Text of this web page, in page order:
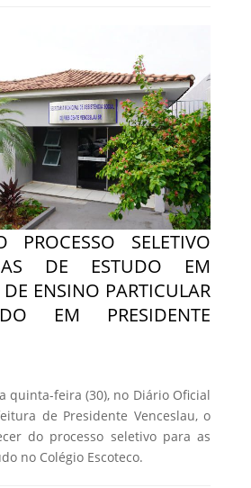
PROCESSO SELETIVO
DE ESTUDO EM
ENSINO PARTICULAR
EM PRESIDENTE
quinta-feira (30), no Diário Oficial
de Presidente Venceslau, o
do processo seletivo para as
no Colégio Escoteco.